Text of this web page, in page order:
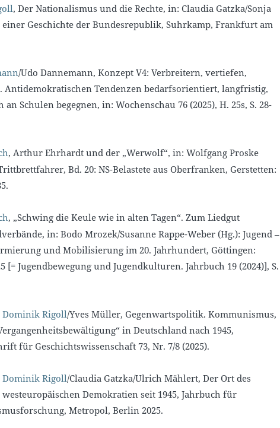
, Der Nationalismus und die Rechte, in: Claudia Gatzka/Sonja
einer Geschichte der Bundesrepublik, Suhrkamp, Frankfurt am
/Udo Dannemann, Konzept V4: Verbreitern, vertiefen,
Antidemokratischen Tendenzen bedarfsorientiert, langfristig,
Schulen begegnen, in: Wochenschau 76 (2025), H. 25s, S. 28-
, Arthur Ehrhardt und der „Werwolf“, in: Wolfgang Proske
Bd. 20: NS-Belastete aus Oberfranken, Gerstetten:
, „Schwing die Keule wie in alten Tagen“. Zum Liedgut
in: Bodo Mrozek/Susanne Rappe-Weber (Hg.): Jugend –
und Mobilisierung im 20. Jahrhundert, Göttingen:
[= Jugendbewegung und Jugendkulturen. Jahrbuch 19 (2024)], S.
Dominik Rigoll/Yves Müller, Gegenwartspolitik. Kommunismus,
in Deutschland nach 1945,
für Geschichtswissenschaft 73, Nr. 7/8 (2025).
Dominik Rigoll/Claudia Gatzka/Ulrich Mählert, Der Ort des
Demokratien seit 1945, Jahrbuch für
Metropol, Berlin 2025.